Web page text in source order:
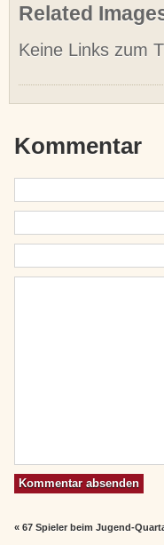
Related
Keine Links zum
Kommentar
«67 Spieler beim Jugend-